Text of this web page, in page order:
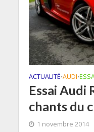
ACTUALITÉ•AUDI•
Essai Audi
chants du
1 novembre 2014